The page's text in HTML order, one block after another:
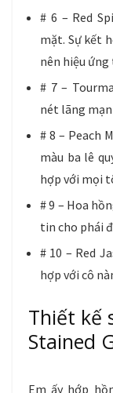
# 6 – Red
mặt. Sự kết
nên hiệu
# 7 –
nét lãng
# 8 – Peach
màu ba lê
hợp với mọi
# 9 – Hoa
tin cho phái
# 10 – Red
hợp với cô
Thiết kế
Stained
Em ấy hớp